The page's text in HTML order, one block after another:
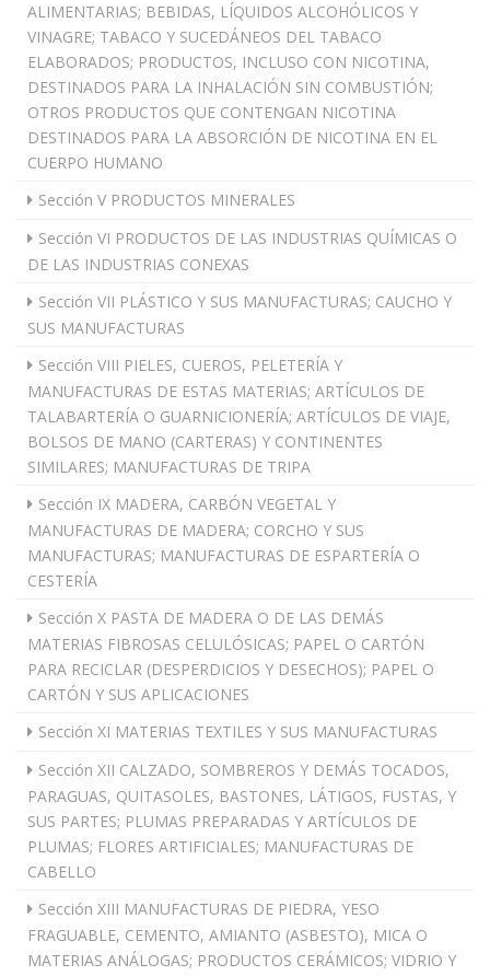
ALIMENTARIAS; BEBIDAS, LÍQUIDOS ALCOHÓLICOS Y
VINAGRE; TABACO Y SUCEDÁNEOS DEL TABACO
ELABORADOS; PRODUCTOS, INCLUSO CON NICOTINA,
DESTINADOS PARA LA INHALACIÓN SIN COMBUSTIÓN;
OTROS PRODUCTOS QUE CONTENGAN NICOTINA
DESTINADOS PARA LA ABSORCIÓN DE NICOTINA EN EL
CUERPO HUMANO
Sección V PRODUCTOS MINERALES
Sección VI PRODUCTOS DE LAS INDUSTRIAS QUÍMICAS O
DE LAS INDUSTRIAS CONEXAS
Sección VII PLÁSTICO Y SUS MANUFACTURAS; CAUCHO Y
SUS MANUFACTURAS
Sección VIII PIELES, CUEROS, PELETERÍA Y
MANUFACTURAS DE ESTAS MATERIAS; ARTÍCULOS DE
TALABARTERÍA O GUARNICIONERÍA; ARTÍCULOS DE VIAJE,
BOLSOS DE MANO (CARTERAS) Y CONTINENTES
SIMILARES; MANUFACTURAS DE TRIPA
Sección IX MADERA, CARBÓN VEGETAL Y
MANUFACTURAS DE MADERA; CORCHO Y SUS
MANUFACTURAS; MANUFACTURAS DE ESPARTERÍA O
CESTERÍA
Sección X PASTA DE MADERA O DE LAS DEMÁS
MATERIAS FIBROSAS CELULÓSICAS; PAPEL O CARTÓN
PARA RECICLAR (DESPERDICIOS Y DESECHOS); PAPEL O
CARTÓN Y SUS APLICACIONES
Sección XI MATERIAS TEXTILES Y SUS MANUFACTURAS
Sección XII CALZADO, SOMBREROS Y DEMÁS TOCADOS,
PARAGUAS, QUITASOLES, BASTONES, LÁTIGOS, FUSTAS, Y
SUS PARTES; PLUMAS PREPARADAS Y ARTÍCULOS DE
PLUMAS; FLORES ARTIFICIALES; MANUFACTURAS DE
CABELLO
Sección XIII MANUFACTURAS DE PIEDRA, YESO
FRAGUABLE, CEMENTO, AMIANTO (ASBESTO), MICA O
MATERIAS ANÁLOGAS; PRODUCTOS CERÁMICOS; VIDRIO Y